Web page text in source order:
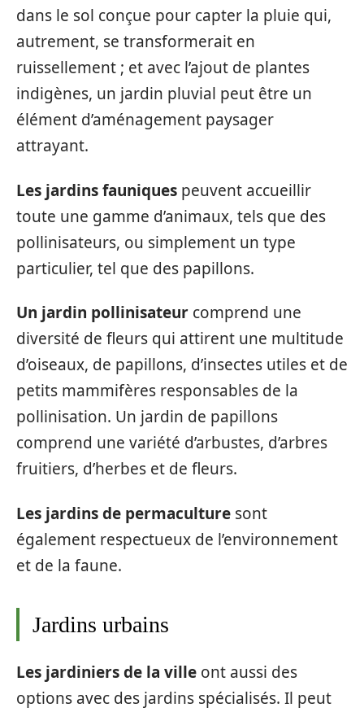
dans le sol conçue pour capter la pluie qui,
autrement, se transformerait en
ruissellement ; et avec l’ajout de plantes
indigènes, un jardin pluvial peut être un
élément d’aménagement paysager
attrayant.
Les jardins fauniques peuvent accueillir
toute une gamme d’animaux, tels que des
pollinisateurs, ou simplement un type
particulier, tel que des papillons.
Un jardin pollinisateur comprend une
diversité de fleurs qui attirent une multitude
d’oiseaux, de papillons, d’insectes utiles et de
petits mammifères responsables de la
pollinisation. Un jardin de papillons
comprend une variété d’arbustes, d’arbres
fruitiers, d’herbes et de fleurs.
Les jardins de permaculture sont
également respectueux de l’environnement
et de la faune.
Jardins urbains
Les jardiniers de la ville ont aussi des
options avec des jardins spécialisés. Il peut